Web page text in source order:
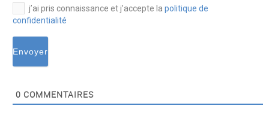
j’ai pris connaissance et j’accepte la politique de
confidentialité
0 COMMENTAIRES